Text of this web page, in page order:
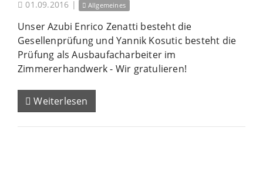
01.09.2016 | Allgemeines
Unser Azubi Enrico Zenatti besteht die
Gesellenprüfung und Yannik Kosutic besteht die
Prüfung als Ausbaufacharbeiter im
Zimmererhandwerk - Wir gratulieren!
Weiterlesen